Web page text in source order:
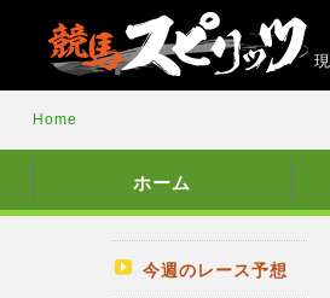
Home
ホーム
今週のレース予想